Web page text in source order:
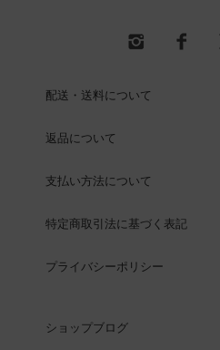
配送・送料について
返品について
支払い方法について
特定商取引法に基づく表記
プライバシーポリシー
ショップブログ